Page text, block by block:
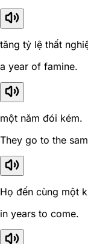
tăng tỷ lệ thất
a year of famine.
một năm đói kém.
They go to the
Họ đến cùng một
in years to come.